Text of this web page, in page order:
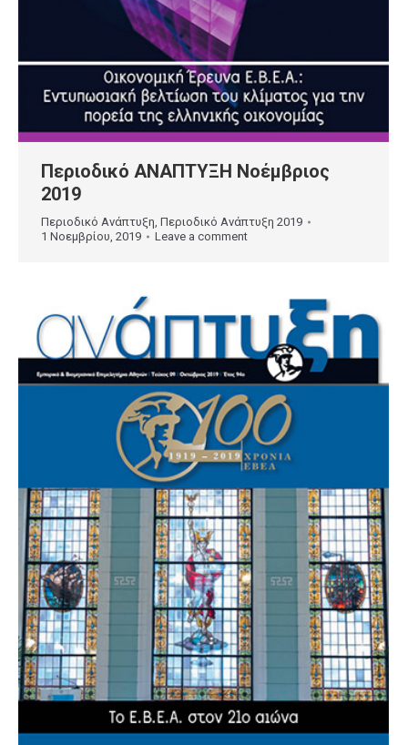
Περιοδικό ΑΝΑΠΤΥΞΗ Νοέμβριος
2019
Περιοδικό Ανάπτυξη Περιοδικό Ανάπτυξη 2019
1 Νοεμβρίου, 2019
Leave a comment